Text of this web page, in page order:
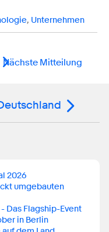
, Unternehmen
Nächste Mitteilung
2026
umgebauten
Das Flagship-Event
in Berlin